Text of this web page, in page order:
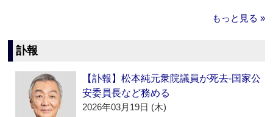
もっと見る »
訃報
【訃報】松本純元衆院議員が死去‐国家公
安委員長など務める
2026年03月19日 (木)